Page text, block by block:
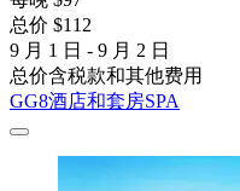
总价 $112
9 月 1 日 - 9 月 2 日
总价含税款和其他费用
GG8酒店和套房SPA